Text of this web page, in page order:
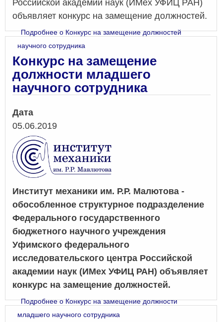
Российской академии наук (ИМех УФИЦ РАН)
объявляет конкурс на замещение должностей.
Подробнеео Конкурс на замещение должностей
научного сотрудника
Конкурс на замещение
должности младшего
научного сотрудника
Дата
05.06.2019
Институт механики им. Р.Р. Малютова -
обособленное структурное подразделение
Федерального государственного
бюджетного научного учреждения
Уфимского федерального
исследовательского центра Российской
академии наук (ИМех УФИЦ РАН) объявляет
конкурс на замещение должностей.
Подробнеео Конкурс на замещение должности
младшего научного сотрудника